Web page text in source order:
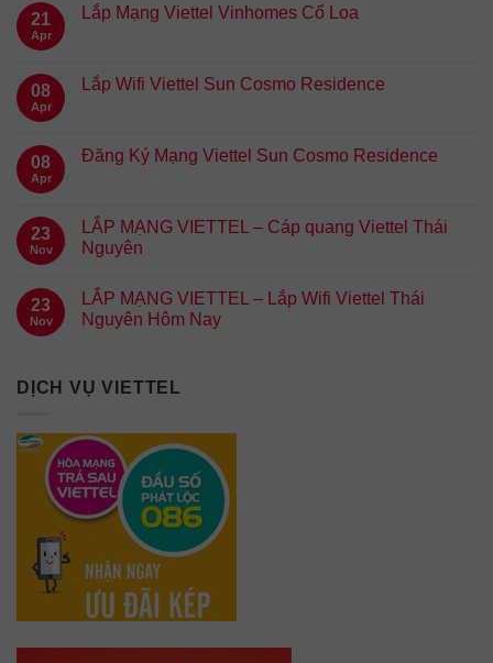
21
Apr
Lắp Mạng Viettel Vinhomes Cổ Loa
08
Apr
Lắp Wifi Viettel Sun Cosmo Residence
08
Apr
Đăng Ký Mạng Viettel Sun Cosmo Residence
23
Nov
LẮP MẠNG VIETTEL – Cáp quang Viettel Thái
Nguyên
23
Nov
LẮP MẠNG VIETTEL – Lắp Wifi Viettel Thái
Nguyên Hôm Nay
DỊCH VỤ VIETTEL